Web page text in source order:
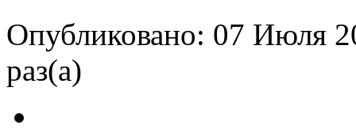
Опубликовано: 07 Июля
раз(а)